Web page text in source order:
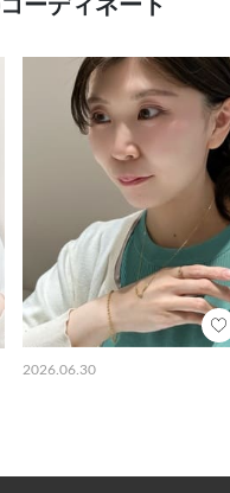
ーディネート
2026.06.30